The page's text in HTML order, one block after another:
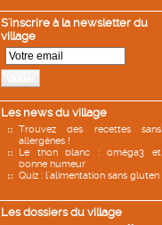
S'inscrire à la newsletter du
village
Les news du village
Trouvez des recettes sans
allergènes !
Le thon blanc : oméga3 et
bonne humeur
Quiz : l'alimentation sans gluten
Les dossiers du village